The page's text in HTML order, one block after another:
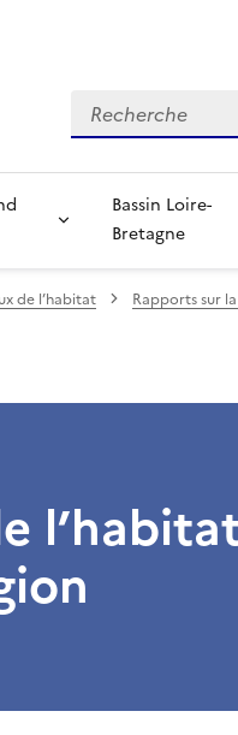
Recherche
Bassin Loire-
Bretagne
de l’habitat
Rapports sur